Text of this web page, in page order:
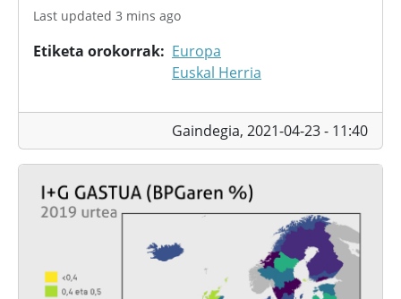
Last updated 3 mins ago
Etiketa orokorrak
Europa
Euskal Herria
Gaindegia, 2021-04-23 - 11:40